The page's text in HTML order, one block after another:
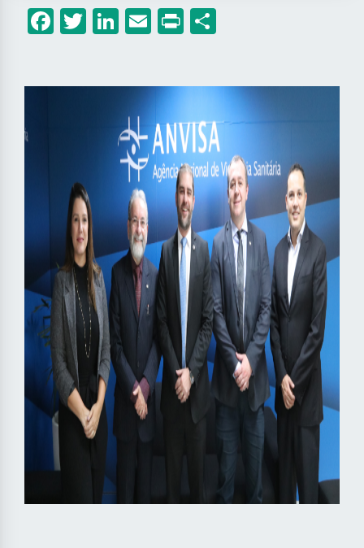
Facebook
Twitter
LinkedIn
Email
Print